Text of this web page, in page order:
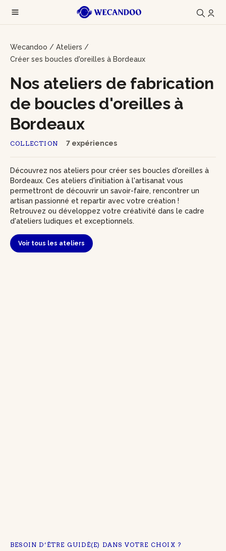
Wecandoo / Ateliers /
Créer ses boucles d'oreilles à Bordeaux
COLLECTION 7 expériences
Nos ateliers de fabrication
de boucles d'oreilles à
Bordeaux
Découvrez nos ateliers pour créer ses boucles d'oreilles à
Bordeaux. Ces ateliers d'initiation à l'artisanat vous
permettront de découvrir un savoir-faire, rencontrer un
artisan passionné et repartir avec votre création !
Retrouvez ou développez votre créativité dans le cadre
d'ateliers ludiques et exceptionnels.
Voir tous les ateliers
BESOIN D’ÊTRE GUIDÉ(E) DANS VOTRE CHOIX ?